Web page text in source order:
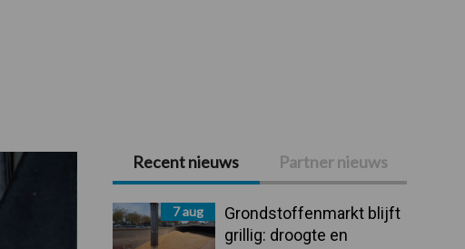
Primaire
Sidebar
Recent nieuws Partner nieuws
7 aug
Grondstoffenmarkt blijft
grillig: droogte en